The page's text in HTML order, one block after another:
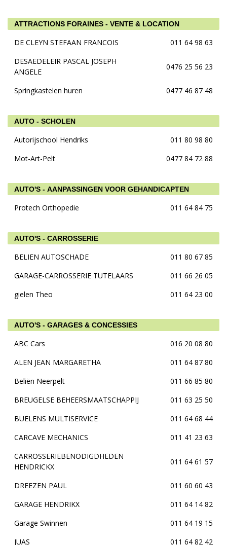
ATTRACTIONS FORAINES - VENTE & LOCATION
DE CLEYN STEFAAN FRANCOIS
011 64 98 63
DESAEDELEIR PASCAL JOSEPH
ANGELE
0476 25 56 23
Springkastelen huren 0477 46 87 48
AUTO - SCHOLEN
Autorijschool Hendriks
011 80 98 80
Mot-Art-Pelt
0477 84 72 88
AUTO'S - AANPASSINGEN VOOR GEHANDICAPTEN
Protech Orthopedie 011 64 84 75
AUTO'S - CARROSSERIE
BELIEN AUTOSCHADE
011 80 67 85
GARAGE-CARROSSERIE TUTELAARS
011 66 26 05
gielen Theo
011 64 23 00
AUTO'S - GARAGES & CONCESSIES
ABC Cars
016 20 08 80
ALEN JEAN MARGARETHA
011 64 87 80
Beliën Neerpelt
011 66 85 80
BREUGELSE BEHEERSMAATSCHAPPIJ
011 63 25 50
BUELENS MULTISERVICE
011 64 68 44
CARCAVE MECHANICS
011 41 23 63
CARROSSERIEBENODIGDHEDEN
HENDRICKX
011 64 61 57
DREEZEN PAUL
011 60 60 43
GARAGE HENDRIKX
011 64 14 82
Garage Swinnen
011 64 19 15
JUAS
011 64 82 42